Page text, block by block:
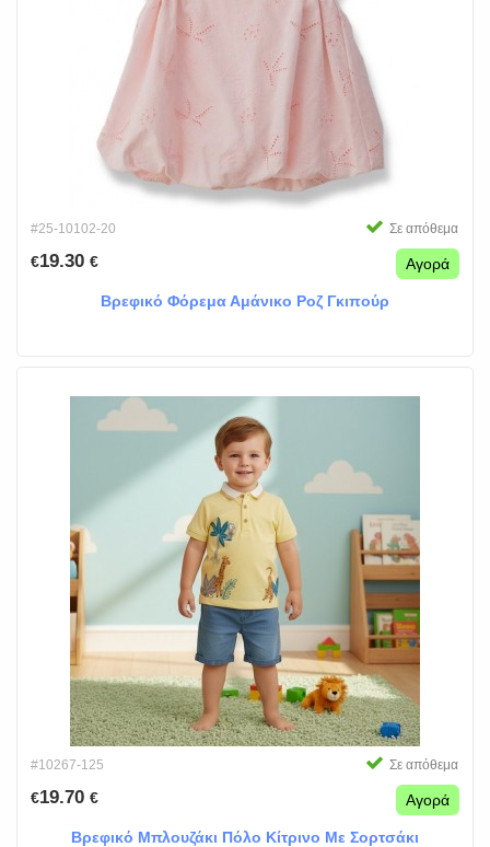
#25-10102-20 Σε απόθεμα
€19.30 € Αγορά
Βρεφικό Φόρεμα Αμάνικο Ροζ Γκιπούρ
#10267-125 Σε απόθεμα
€19.70 € Αγορά
Βρεφικό Μπλουζάκι Πόλο Κίτρινο Με Σορτσάκι